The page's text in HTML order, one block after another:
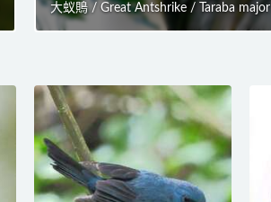
大蚁鵙 / Great Antshrike / Taraba major